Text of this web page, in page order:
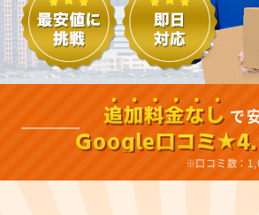
追加料金なし で
Google口コミ
※口コミ数：